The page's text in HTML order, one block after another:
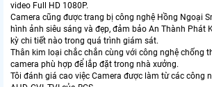
video Full HD 1080P.
Camera cũng được trang bị công nghệ Hồng Ngoại
hình ảnh siêu sáng và đẹp, đảm bảo An Thành Phát
kỳ chi tiết nào trong quá trình giám sát.
Thân kim loại chắc chắn cùng với công nghệ chống
camera phù hợp để lắp đặt trong nhà xưởng.
Tôi đánh giá cao việc Camera được làm từ các công